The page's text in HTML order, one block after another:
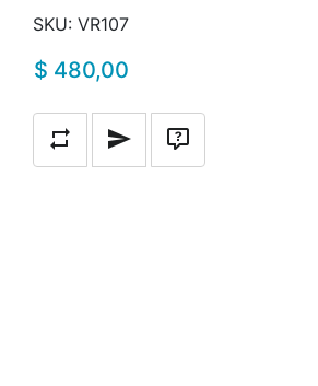
SKU: VR107
$ 480,00
Añadir a la lista de comparación
Escribe un correo a un amigo
Pregunta